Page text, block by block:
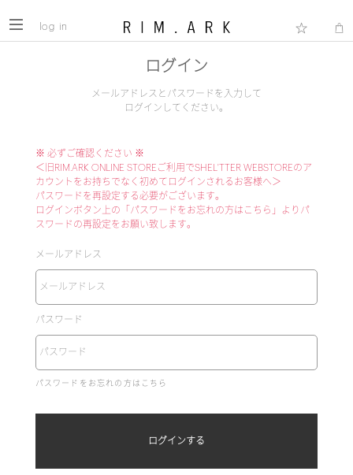
log in
ログイン
メールアドレスとパスワードを入力して
ログインしてください。
※ 必ずご確認ください ※
＜旧RIM.ARK ONLINE STOREご利用でSHEL'TTER WEBSTOREのア
カウントをお持ちでなく初めてログインされるお客様へ＞
パスワードを再設定する必要がございます。
ログインボタン上の「パスワードをお忘れの方はこちら」よりパ
スワードの再設定をお願い致します。
メールアドレス
パスワード
パスワードをお忘れの方はこちら